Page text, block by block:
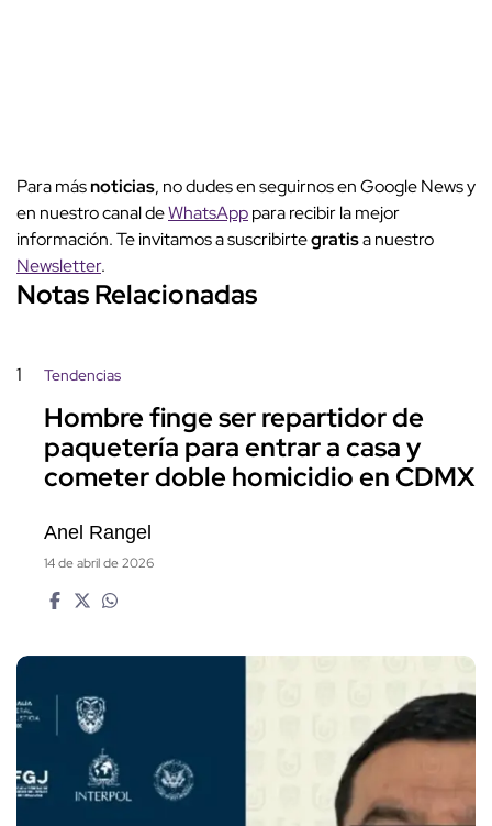
Para másnoticias, no dudes en seguirnos en Google News y
en nuestro canal deWhatsApppara recibir la mejor
información. Te invitamos a suscribirtegratisa nuestro
Newsletter.
Notas Relacionadas
1 Tendencias
Hombre finge ser repartidor de
paquetería para entrar a casa y
cometer doble homicidio en CDMX
Anel Rangel
14 de abril de 2026